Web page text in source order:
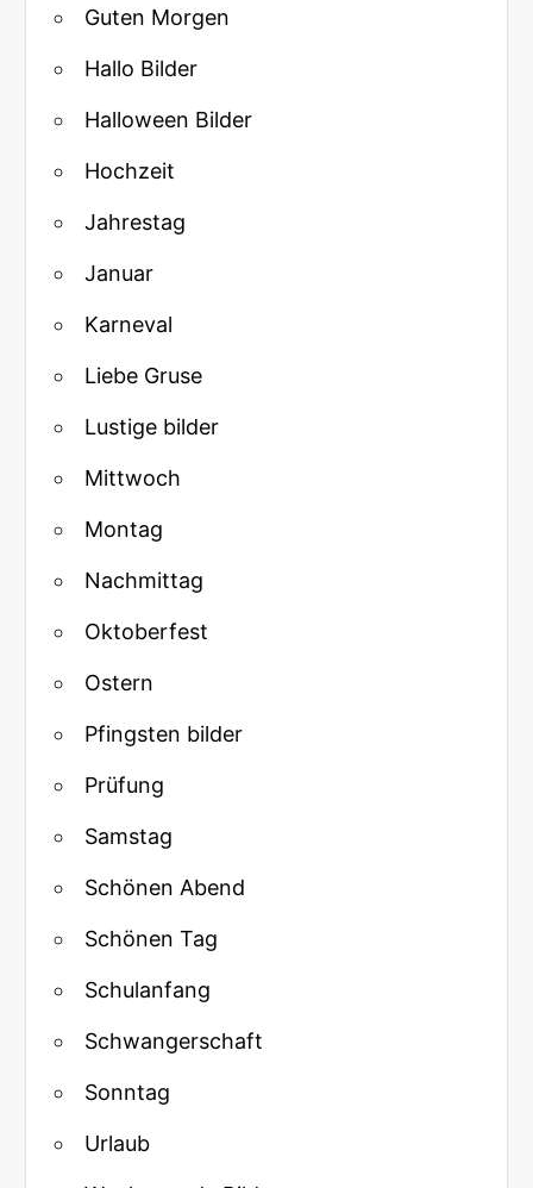
Guten Morgen
Hallo Bilder
Halloween Bilder
Hochzeit
Jahrestag
Januar
Karneval
Liebe Gruse
Lustige bilder
Mittwoch
Montag
Nachmittag
Oktoberfest
Ostern
Pfingsten bilder
Prüfung
Samstag
Schönen Abend
Schönen Tag
Schulanfang
Schwangerschaft
Sonntag
Urlaub